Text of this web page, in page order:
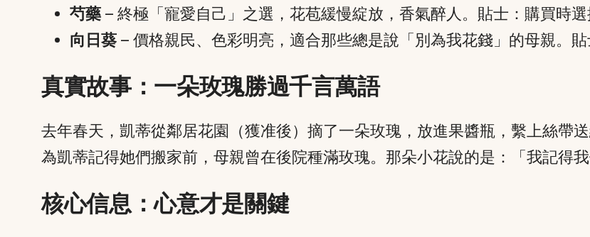
芍藥 – 終極「寵愛自己」之選，花苞緩慢綻放，香氣醉人。貼士：購買時
向日葵 – 價格親民、色彩明亮，適合那些總是說「別為我花錢」的母親。
真實故事：一朵玫瑰勝過千言萬語
去年春天，凱蒂從鄰居花園（獲准後）摘了一朵玫瑰，放進果醬瓶，繫上絲
為凱蒂記得她們搬家前，母親曾在後院種滿玫瑰。那朵小花說的是：「我記得我
核心信息：心意才是關鍵